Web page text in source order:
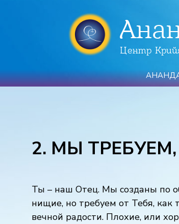
Центр
2. МЫ
Ты – наш Отец. Мы созданы по
нищие, но требуем от Тебя, как
вечной радости. Плохие, или